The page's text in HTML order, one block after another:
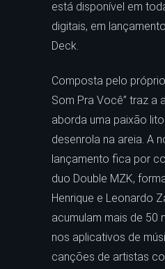
está disponível em
digitais, em
Deck.
Composta pelo próprio
Som Pra Você” traz a
aborda uma paixão
desenrola na areia. A
lançamento fica por
duo Double MZK,
Henrique e Leonardo
acumulam mais de 50
nos aplicativos de
canções de artistas